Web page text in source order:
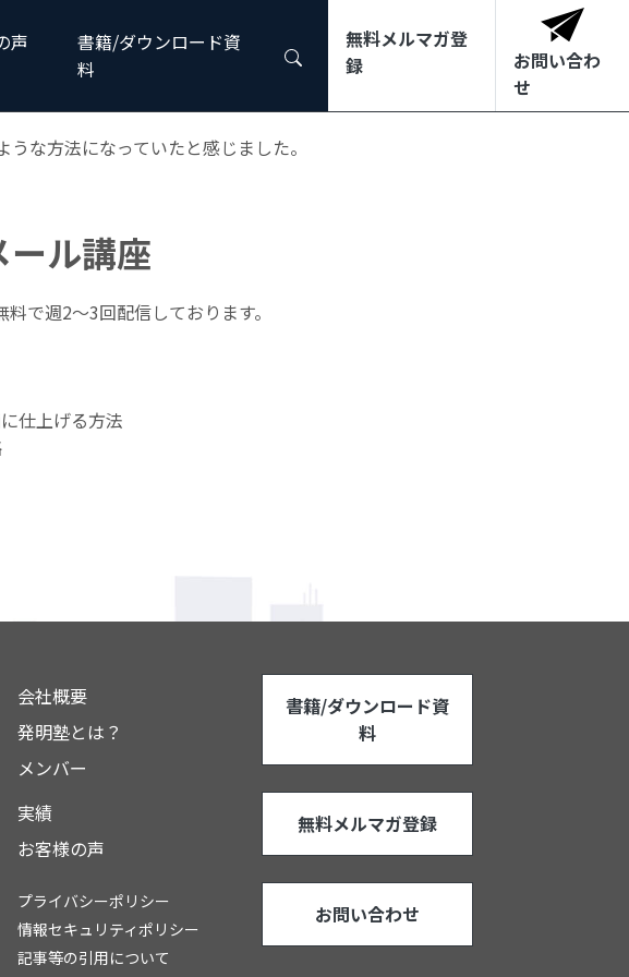
声
書籍/ダウンロード資
料
無料メルマガ登
録
お問い合わ
せ
的に理解が深まった。２つの事例で反復することでより一層染みついた。
な方法になっていたと感じました。
ル講座
で週2〜3回配信しております。
仕上げる方法
会社概要
発明塾とは？
メンバー
実績
お客様の声
プライバシーポリシー
情報セキュリティポリシー
記事等の引用について
書籍/ダウンロード資
料
無料メルマガ登録
お問い合わせ